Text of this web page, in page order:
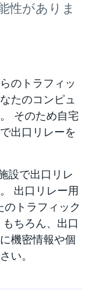
性がありま
のトラフィッ
たのコンピュ
そのため自宅
出口リレーを
設で出口リレ
出口リレー用
のトラフィック
ちろん、出口
機密情報や個
い。